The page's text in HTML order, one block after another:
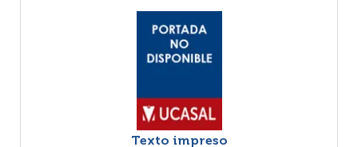
Texto impreso